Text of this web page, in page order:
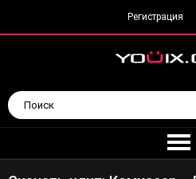
Регистрация